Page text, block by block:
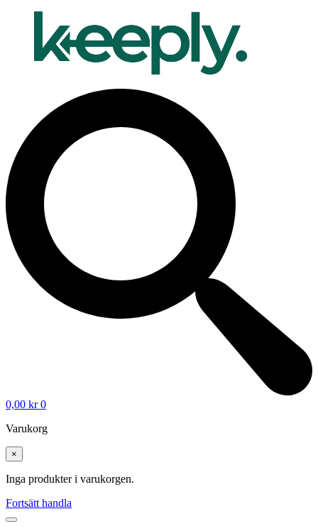
0,00 kr 0
Varukorg
×
Inga produkter i varukorgen.
Fortsätt handla